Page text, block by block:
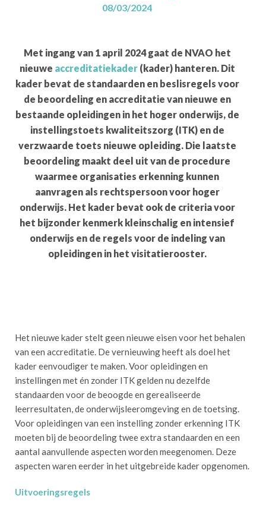
08/03/2024
Met ingang van 1 april 2024 gaat de NVAO het
nieuwe accreditatiekader(kader) hanteren. Dit
kader bevat de standaarden en beslisregels voor
de beoordeling en accreditatie van nieuwe en
bestaande opleidingen in het hoger onderwijs, de
instellingstoets kwaliteitszorg (ITK) en de
verzwaarde toets nieuwe opleiding. Die laatste
beoordeling maakt deel uit van de procedure
waarmee organisaties erkenning kunnen
aanvragen als rechtspersoon voor hoger
onderwijs. Het kader bevat ook de criteria voor
het bijzonder kenmerk kleinschalig en intensief
onderwijs en de regels voor de indeling van
opleidingen in het visitatierooster.
Het nieuwe kader stelt geen nieuwe eisen voor het behalen
van een accreditatie. De vernieuwing heeft als doel het
kader eenvoudiger te maken. Voor opleidingen en
instellingen met én zonder ITK gelden nu dezelfde
standaarden voor de beoogde en gerealiseerde
leerresultaten, de onderwijsleeromgeving en de toetsing.
Voor opleidingen van een instelling zonder erkenning ITK
moeten bij de beoordeling twee extra standaarden en een
aantal aanvullende aspecten worden meegenomen. Deze
aspecten waren eerder in het uitgebreide kader opgenomen.
Uitvoeringsregels